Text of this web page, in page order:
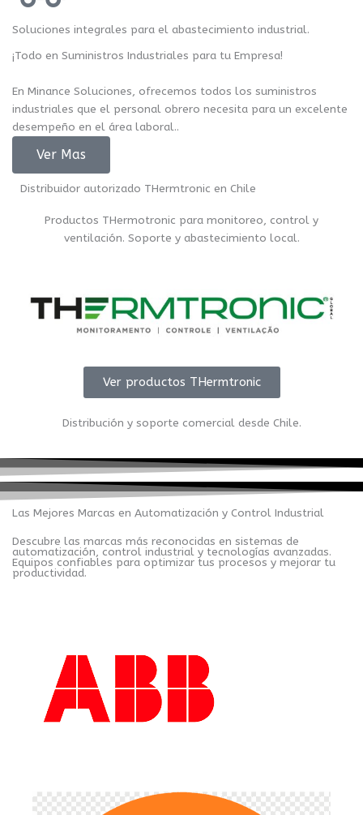
Soluciones integrales para el abastecimiento industrial.
¡Todo en Suministros Industriales para tu Empresa!
En Minance Soluciones, ofrecemos todos los suministros
industriales que el personal obrero necesita para un excelente
desempeño en el área laboral..
Ver Mas
Distribuidor autorizado THermtronic en Chile
Productos THermotronic para monitoreo, control y
ventilación. Soporte y abastecimiento local.
Ver productos THermtronic
Distribución y soporte comercial desde Chile.
Las Mejores Marcas en Automatización y Control Industrial
Descubre las marcas más reconocidas en sistemas de
automatización, control industrial y tecnologías avanzadas.
Equipos confiables para optimizar tus procesos y mejorar tu
productividad.